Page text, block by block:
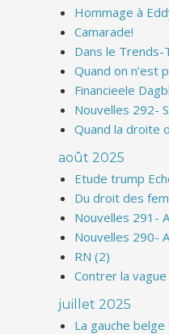
Hommage à
Camarade!
Dans le Trends-
Quand on n’est
Financieele
Nouvelles 292-
Quand la droite
août 2025
Etude trump
Du droit des
Nouvelles 291-
Nouvelles 290-
RN (2)
Contrer la
juillet 2025
La gauche